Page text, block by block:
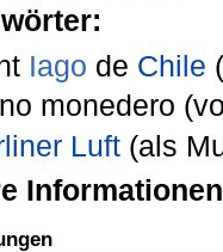
Iago de Chile
monedero
Luft(als